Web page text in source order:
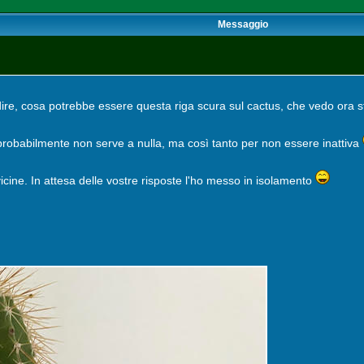
Messaggio
cosa potrebbe essere questa riga scura sul cactus, che vedo ora
non serve a nulla, ma così tanto per non essere inattiva
In attesa delle vostre risposte l'ho messo in isolamento